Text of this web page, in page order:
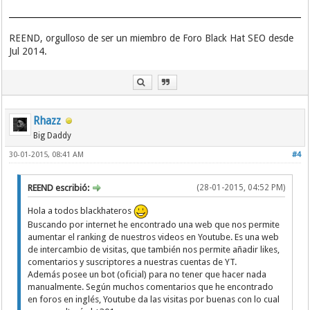
REEND, orgulloso de ser un miembro de Foro Black Hat SEO desde
Jul 2014.
Rhazz
Big Daddy
#4
30-01-2015, 08:41 AM
(28-01-2015, 04:52 PM)
REEND escribió:
Hola a todos blackhateros
Buscando por internet he encontrado una web que nos permite
aumentar el ranking de nuestros videos en Youtube. Es una web
de intercambio de visitas, que también nos permite añadir likes,
comentarios y suscriptores a nuestras cuentas de YT.
Además posee un bot (oficial) para no tener que hacer nada
manualmente. Según muchos comentarios que he encontrado
en foros en inglés, Youtube da las visitas por buenas con lo cual